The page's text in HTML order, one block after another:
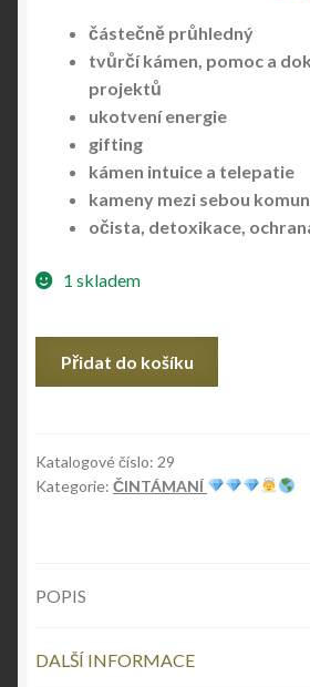
částečně průhledný
tvůrčí kámen, pomoc a
projektů
ukotvení energie
gifting
kámen intuice a telepatie
kameny mezi sebou
očista, detoxikace,
1 skladem
ČINTÁMANÍ
Přidat do košíku
Katalogové číslo: 29
Kategorie: ČINTÁMANÍ
POPIS
DALŠÍ INFORMACE